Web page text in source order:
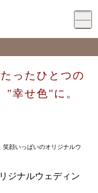
たったひとつの
"幸せ色"に。
顔いっぱいのオリジナルウ
ジナルウェディン